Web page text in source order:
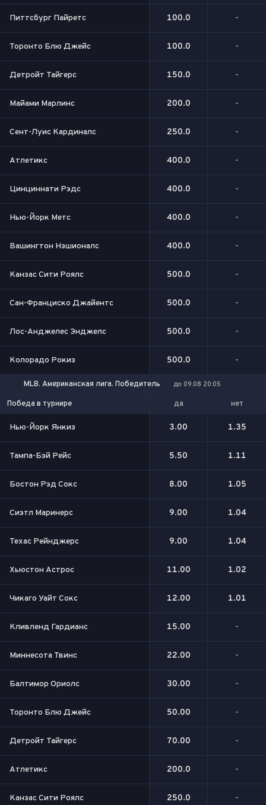
Питтсбург Пайретс 100.0 -
Торонто Блю Джейс 100.0 -
Детройт Тайгерс 150.0 -
Майами Марлинс 200.0 -
Сент-Луис Кардиналс 250.0 -
Атлетикс 400.0 -
Цинциннати Рэдс 400.0 -
Нью-Йорк Метс 400.0 -
Вашингтон Нэшионалс 400.0 -
Канзас Сити Роялс 500.0 -
Сан-Франциско Джайентс 500.0 -
Лос-Анджелес Энджелс 500.0 -
Колорадо Рокиз 500.0 -
MLB. Американская лига. Победитель до 09.08 20:05
Победа в турнире да нет
Нью-Йорк Янкиз 3.00 1.35
Тампа-Бэй Рейс 5.50 1.11
Бостон Рэд Сокс 8.00 1.05
Сиэтл Маринерс 9.00 1.04
Техас Рейнджерс 9.00 1.04
Хьюстон Астрос 11.00 1.02
Чикаго Уайт Сокс 12.00 1.01
Кливленд Гардианс 15.00 -
Миннесота Твинс 22.00 -
Балтимор Ориолс 30.00 -
Торонто Блю Джейс 50.00 -
Детройт Тайгерс 70.00 -
Атлетикс 200.0 -
Канзас Сити Роялс 250.0 -